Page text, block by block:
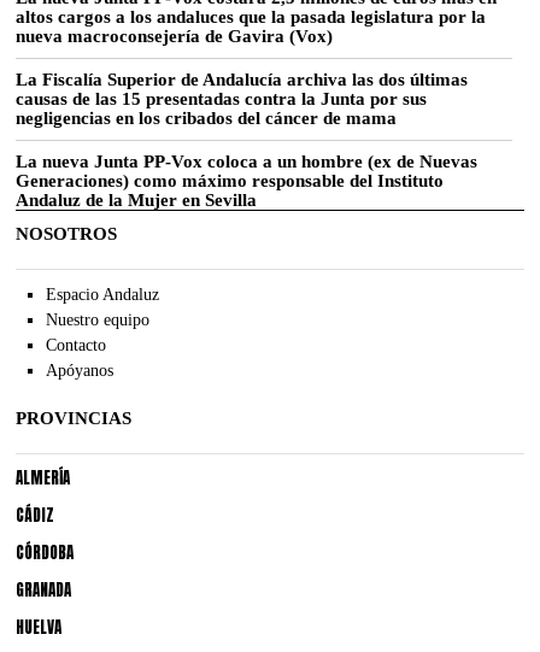
altos cargos a los andaluces que la pasada legislatura por la
nueva macroconsejería de Gavira (Vox)
La Fiscalía Superior de Andalucía archiva las dos últimas
causas de las 15 presentadas contra la Junta por sus
negligencias en los cribados del cáncer de mama
La nueva Junta PP-Vox coloca a un hombre (ex de Nuevas
Generaciones) como máximo responsable del Instituto
Andaluz de la Mujer en Sevilla
NOSOTROS
Espacio Andaluz
Nuestro equipo
Contacto
Apóyanos
PROVINCIAS
ALMERÍA
CÁDIZ
CÓRDOBA
GRANADA
HUELVA